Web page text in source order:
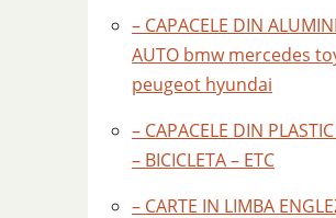
– CAPACELE DIN
AUTO bmw mercedes
peugeot hyundai
– CAPACELE DIN
– BICICLETA – ETC
– CARTE IN LIMBA